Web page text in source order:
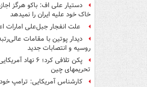
دستیار علی اف: باکو هرگز
خاک خود علیه ایران را نمیدهد
علت انفجار جبل‌علی امارات
دیدار پوتین با مقامات
روسیه و انتصابات جدید
پکن تلافی کرد؛ ۶
تحریمهای چین
کارشناس آمریکایی: ترامپ